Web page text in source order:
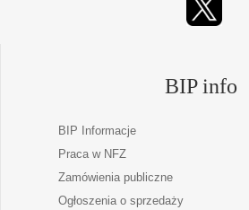
BIP info
BIP Informacje
Praca w NFZ
Zamówienia publiczne
Ogłoszenia o sprzedaży